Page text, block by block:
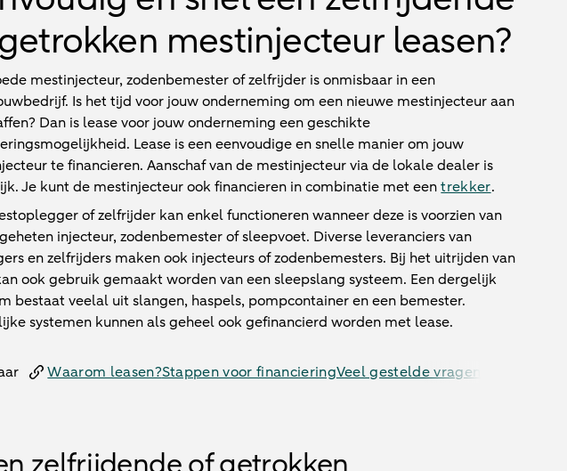
mestinjecteur leasen?
mestinjecteur, zodenbemester of zelfrijder is onmisbaar in een
Is het tijd voor jouw onderneming om een nieuwe mestinjecteur aan
Dan is lease voor jouw onderneming een geschikte
Lease is een eenvoudige en snelle manier om jouw
te financieren. Aanschaf van de mestinjecteur via de lokale dealer is
Je kunt de mestinjecteur ook financieren in combinatie met eentrekker.
of zelfrijder kan enkel functioneren wanneer deze is voorzien van
injecteur, zodenbemester of sleepvoet. Diverse leveranciers van
en zelfrijders maken ook injecteurs of zodenbemesters. Bij het uitrijden van
ook gebruik gemaakt worden van een sleepslang systeem. Een dergelijk
bestaat veelal uit slangen, haspels, pompcontainer en een bemester.
systemen kunnen als geheel ook gefinancierd worden met lease.
Waarom leasen?Stappen voor financieringVeel gestelde vragen